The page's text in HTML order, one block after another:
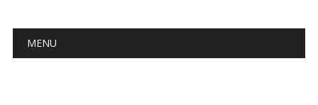
Main menu
MENU